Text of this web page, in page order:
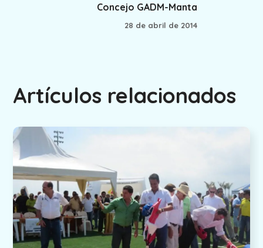
Concejo GADM-Manta
28 de abril de 2014
Artículos relacionados